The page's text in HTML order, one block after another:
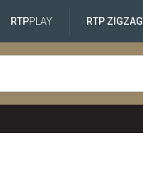
RTPPLAY RTP ZIGZAG